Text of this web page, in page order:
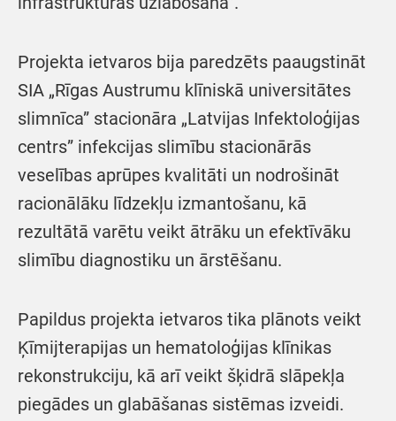
Projekta ietvaros bija paredzēts paaugstināt
SIA „Rīgas Austrumu klīniskā universitātes
slimnīca” stacionāra „Latvijas Infektoloģijas
centrs” infekcijas slimību stacionārās
veselības aprūpes kvalitāti un nodrošināt
racionālāku līdzekļu izmantošanu, kā
rezultātā varētu veikt ātrāku un efektīvāku
slimību diagnostiku un ārstēšanu.
Papildus projekta ietvaros tika plānots veikt
Ķīmijterapijas un hematoloģijas klīnikas
rekonstrukciju, kā arī veikt šķidrā slāpekļa
piegādes un glabāšanas sistēmas izveidi.